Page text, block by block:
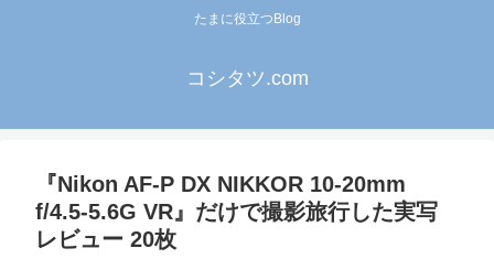
たまに役立つBlog
コシタツ.com
『Nikon AF-P DX NIKKOR 10-20mm
f/4.5-5.6G VR』だけで撮影旅行した実写
レビュー 20枚